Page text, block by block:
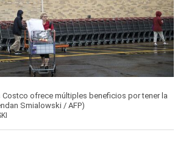
Costco ofrece múltiples beneficios por tener la
Smialowski / AFP)